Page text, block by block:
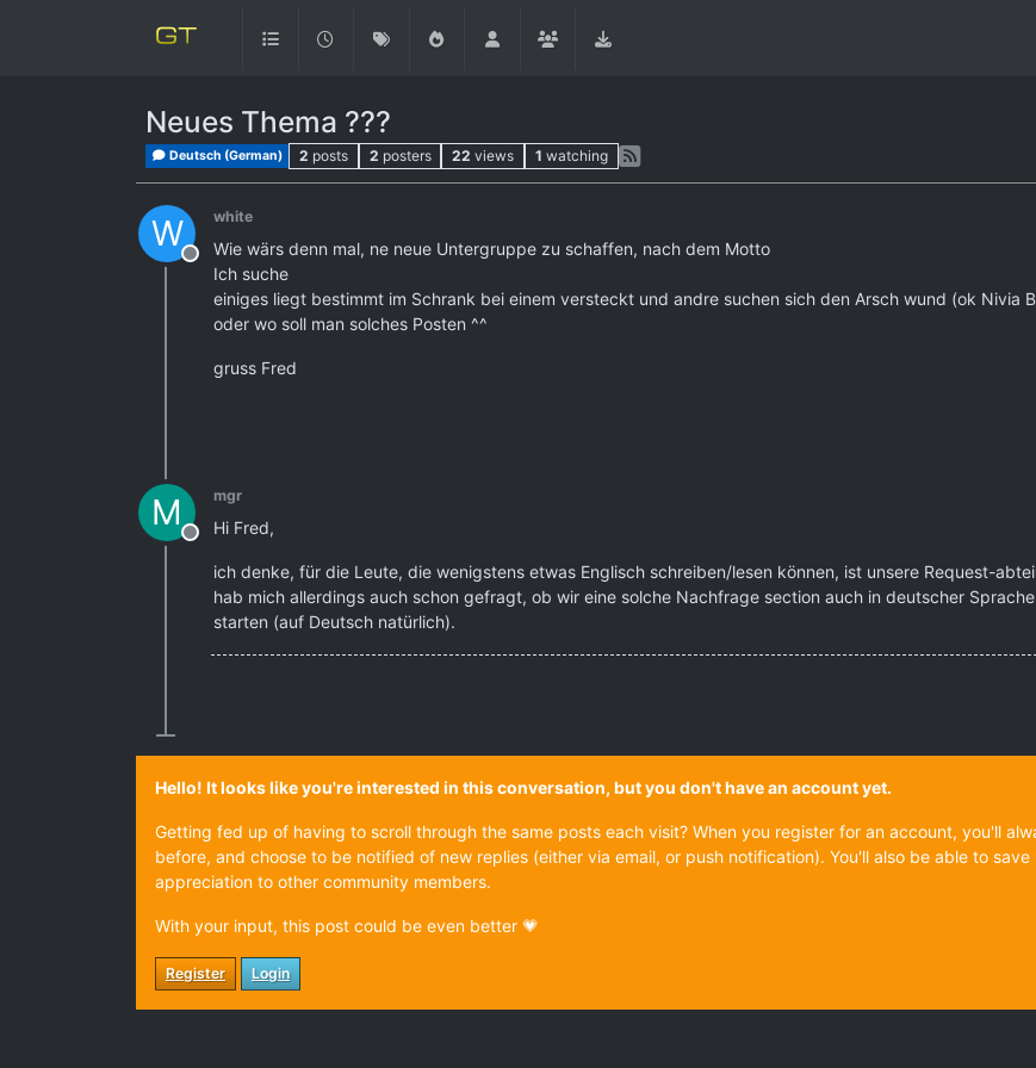
Neues Thema ???
Deutsch (German) 2 posts 2 posters 22 views 1 watching
W
Offline
white
Wie wärs denn mal, ne neue Untergruppe zu schaffen, nach dem Motto
Ich suche
einiges liegt bestimmt im Schrank bei einem versteckt und andre suchen sich den Arsch wund (ok Nivia
oder wo soll man solches Posten ^^
gruss Fred
M
Offline
mgr
Hi Fred,
ich denke, für die Leute, die wenigstens etwas Englisch schreiben/lesen können, ist unsere Request-
hab mich allerdings auch schon gefragt, ob wir eine solche Nachfrage section auch in deutscher
starten (auf Deutsch natürlich).
Hello! It looks like you're interested in this conversation, but you don't have an account yet.
Getting fed up of having to scroll through the same posts each visit? When you register for an account, you'll
before, and choose to be notified of new replies (either via email, or push notification). You'll also be able to
appreciation to other community members.
With your input, this post could be even better 💗
Register Login